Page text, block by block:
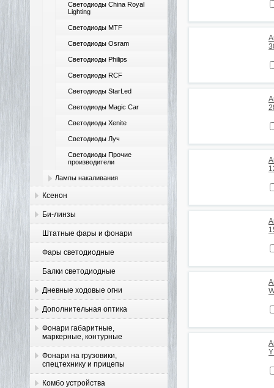
Светодиоды China Royal
Lighting
Светодиоды MTF
Светодиоды Osram
Светодиоды Philips
Светодиоды RCF
Светодиоды StarLed
Светодиоды Magic Car
Светодиоды Xenite
Светодиоды Луч
Светодиоды Прочие
производители
Лампы накаливания
Ксенон
Би-линзы
Штатные фары и фонари
Фары светодиодные
Балки светодиодные
Дневные ходовые огни
Дополнительная оптика
Фонари габаритные,
маркерные, контурные
Фонари на грузовики,
спецтехнику и прицепы
Комбо устройства